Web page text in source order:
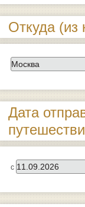
Откуда (из
Дата
с